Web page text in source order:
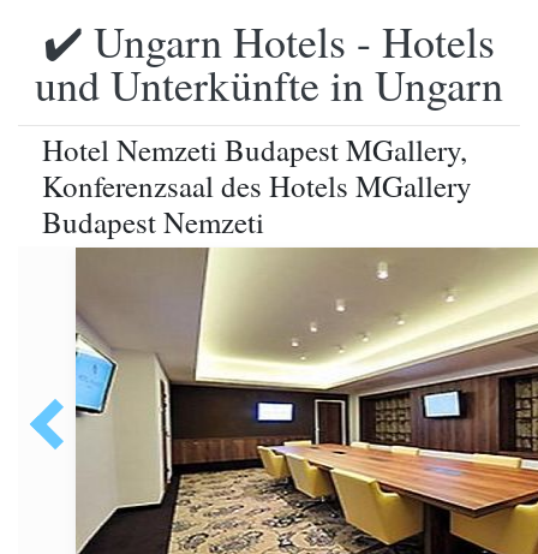
✔️ Ungarn Hotels - Hotels
und Unterkünfte in Ungarn
Hotel Nemzeti Budapest MGallery,
Konferenzsaal des Hotels MGallery
Budapest Nemzeti